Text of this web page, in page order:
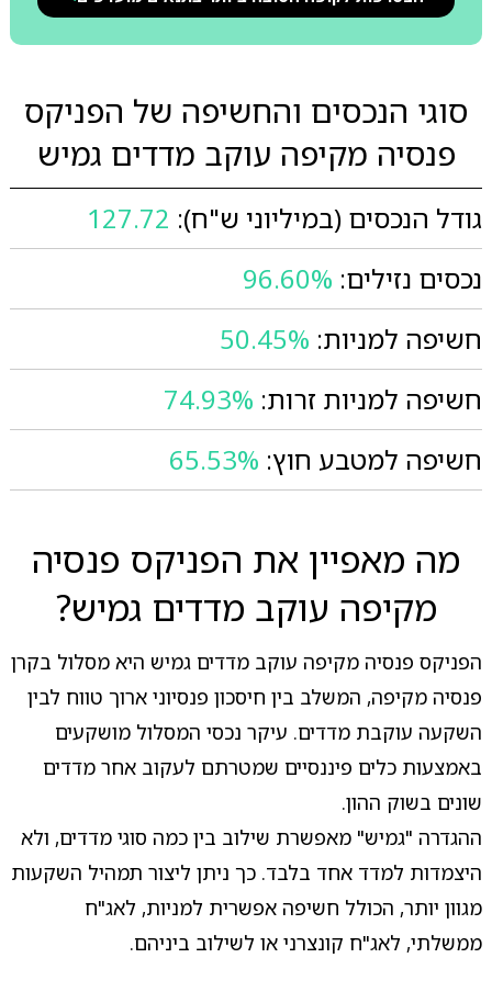
סוגי הנכסים והחשיפה של הפניקס
פנסיה מקיפה עוקב מדדים גמיש
גודל הנכסים (במיליוני ש"ח): 127.72
נכסים נזילים: 96.60%
חשיפה למניות: 50.45%
חשיפה למניות זרות: 74.93%
חשיפה למטבע חוץ: 65.53%
מה מאפיין את הפניקס פנסיה
מקיפה עוקב מדדים גמיש?
הפניקס פנסיה מקיפה עוקב מדדים גמיש היא מסלול בקרן
פנסיה מקיפה, המשלב בין חיסכון פנסיוני ארוך טווח לבין
השקעה עוקבת מדדים. עיקר נכסי המסלול מושקעים
באמצעות כלים פיננסיים שמטרתם לעקוב אחר מדדים
שונים בשוק ההון.
ההגדרה "גמיש" מאפשרת שילוב בין כמה סוגי מדדים, ולא
היצמדות למדד אחד בלבד. כך ניתן ליצור תמהיל השקעות
מגוון יותר, הכולל חשיפה אפשרית למניות, לאג"ח
ממשלתי, לאג"ח קונצרני או לשילוב ביניהם.